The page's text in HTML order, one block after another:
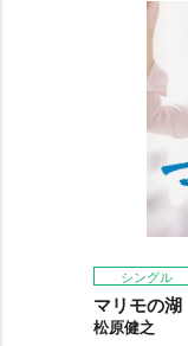
シングル
マリモの湖
松原健之